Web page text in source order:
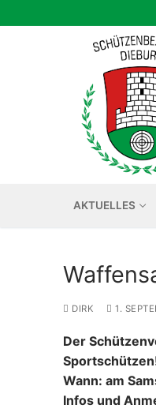
Inhalt
AKTUELLES
DIRK 1.
Der
Wann: am
Infos und